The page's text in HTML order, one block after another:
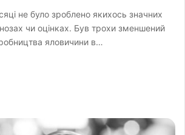
не було зроблено якихось значних
чи оцінках. Був трохи зменшений
яловичини в…